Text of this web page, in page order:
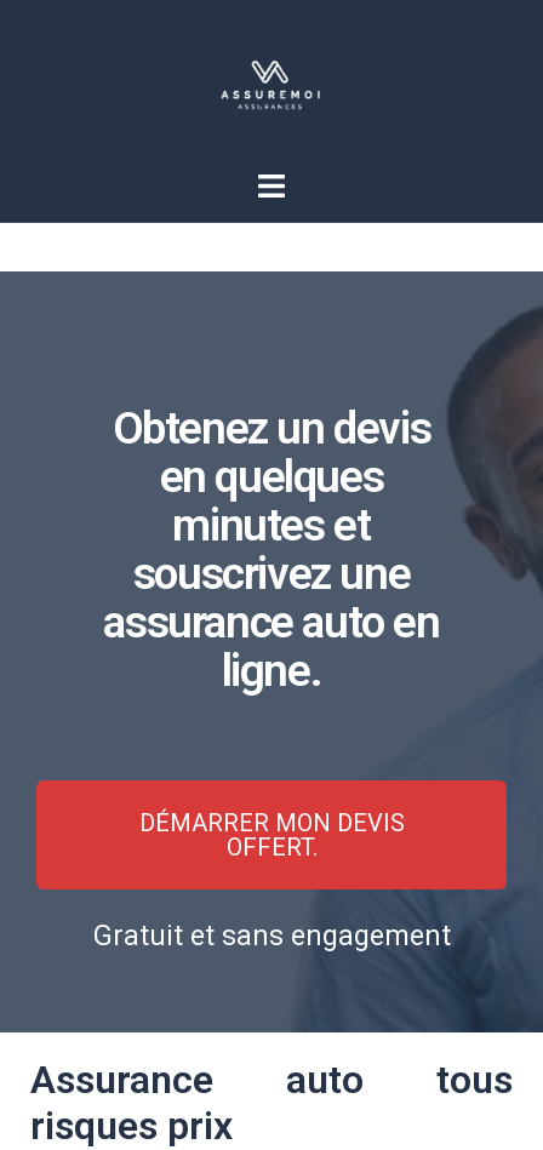
Obtenez un devis
en quelques
minutes et
souscrivez une
assurance auto en
ligne.
DÉMARRER MON DEVIS
OFFERT.
Gratuit et sans engagement
Assurance auto tous
risques prix